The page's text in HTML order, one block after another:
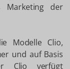
Marketing der
Modelle Clio,
und auf Basis
Clio verfügt